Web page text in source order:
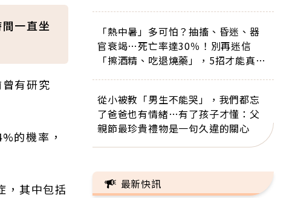
一直坐
有研究
的機率，
，其中包括
「熱中暑」多可怕？抽搐、昏迷、器
官衰竭…死亡率達30％！別再迷信
「擦酒精、吃退燒藥」，5招才能真救
從小被教「男生不能哭」，我們都忘
了爸爸也有情緒…有了孩子才懂：父
親節最珍貴禮物是一句久違的關心
最新快訊